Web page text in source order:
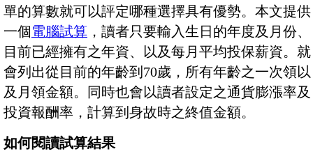
單的算數就可以評定哪種選擇具有優勢。本文提供
一個電腦試算 ，讀者只要輸入生日的年度及月份、
目前已經擁有之年資、以及每月平均投保薪資。就
會列出從目前的年齡到70歲，所有年齡之一次領以
及月領金額。同時也會以讀者設定之通貨膨漲率及
投資報酬率，計算到身故時之終值金額。
如何閱讀試算結果